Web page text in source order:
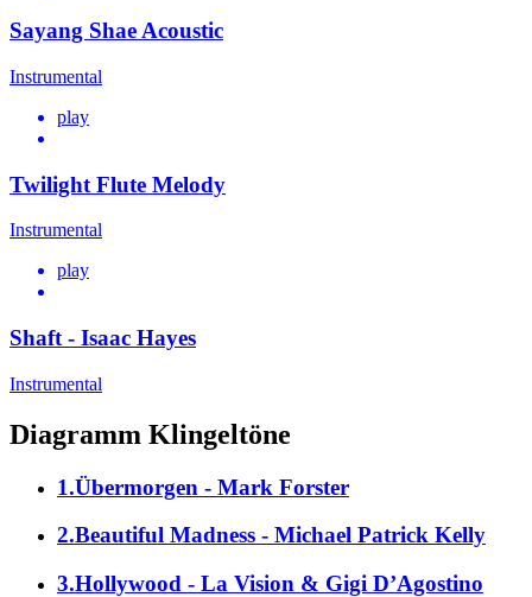
Sayang Shae Acoustic
Instrumental
play
Twilight Flute Melody
Instrumental
play
Shaft - Isaac Hayes
Instrumental
Diagramm Klingeltöne
1.Übermorgen - Mark Forster
2.Beautiful Madness - Michael Patrick Kelly
3.Hollywood - La Vision & Gigi D’Agostino